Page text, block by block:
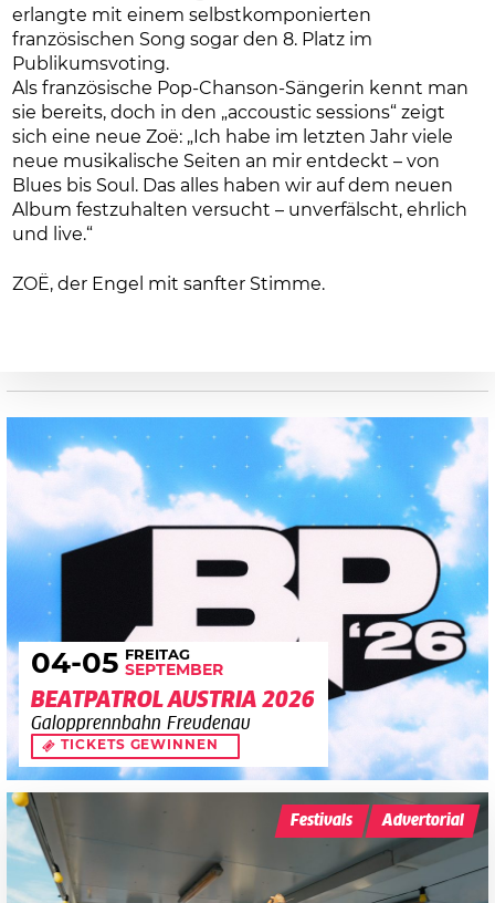
erlangte mit einem selbstkomponierten
französischen Song sogar den 8. Platz im
Publikumsvoting.
Als französische Pop-Chanson-Sängerin kennt man
sie bereits, doch in den „accoustic sessions“ zeigt
sich eine neue Zoë: „Ich habe im letzten Jahr viele
neue musikalische Seiten an mir entdeckt – von
Blues bis Soul. Das alles haben wir auf dem neuen
Album festzuhalten versucht – unverfälscht, ehrlich
und live.“
ZOË, der Engel mit sanfter Stimme.
04-05 FREITAG
SEPTEMBER
BEATPATROL AUSTRIA 2026
Galopprennbahn Freudenau
TICKETS GEWINNEN
Festivals Advertorial